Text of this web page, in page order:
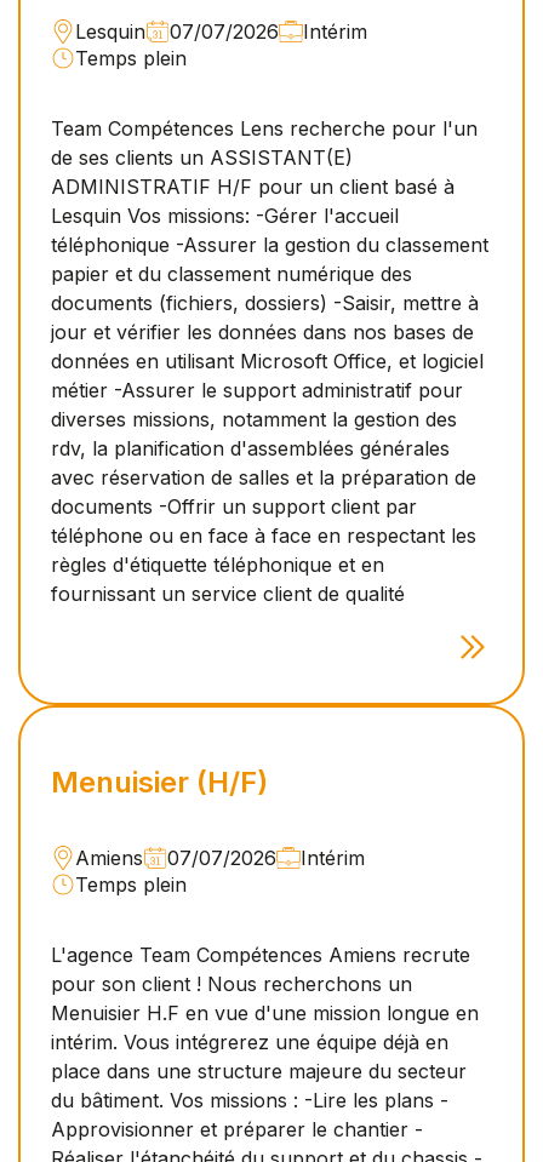
Lesquin 07/07/2026
Intérim
Temps plein
Team Compétences Lens recherche pour l'un
de ses clients un ASSISTANT(E)
ADMINISTRATIF H/F pour un client basé à
Lesquin Vos missions: -Gérer l'accueil
téléphonique -Assurer la gestion du classement
papier et du classement numérique des
documents (fichiers, dossiers) -Saisir, mettre à
jour et vérifier les données dans nos bases de
données en utilisant Microsoft Office, et logiciel
métier -Assurer le support administratif pour
diverses missions, notamment la gestion des
rdv, la planification d'assemblées générales
avec réservation de salles et la préparation de
documents -Offrir un support client par
téléphone ou en face à face en respectant les
règles d'étiquette téléphonique et en
fournissant un service client de qualité
Menuisier (H/F)
Amiens 07/07/2026
Intérim
Temps plein
L'agence Team Compétences Amiens recrute
pour son client ! Nous recherchons un
Menuisier H.F en vue d'une mission longue en
intérim. Vous intégrerez une équipe déjà en
place dans une structure majeure du secteur
du bâtiment. Vos missions : -Lire les plans -
Approvisionner et préparer le chantier -